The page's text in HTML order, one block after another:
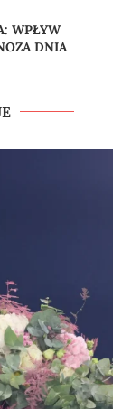
WPŁYW
DNIA